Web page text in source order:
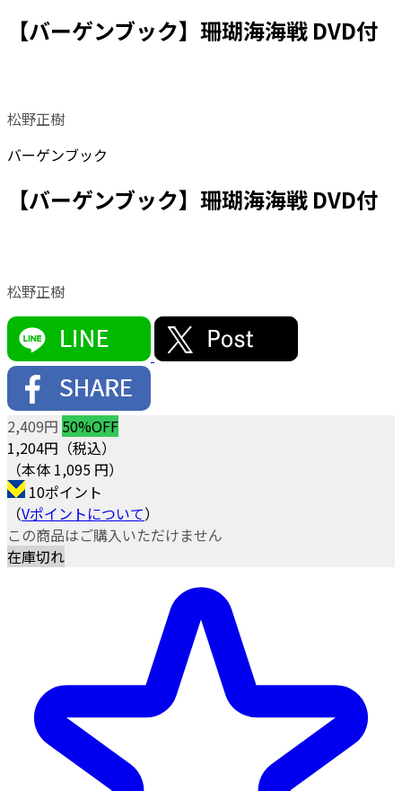
【バーゲンブック】珊瑚海海戦 DVD付
松野正樹
バーゲンブック
【バーゲンブック】珊瑚海海戦 DVD付
松野正樹
2,409円 50%OFF
1,204円（税込）
（本体 1,095 円）
10ポイント
（Vポイントについて）
この商品はご購入いただけません
在庫切れ